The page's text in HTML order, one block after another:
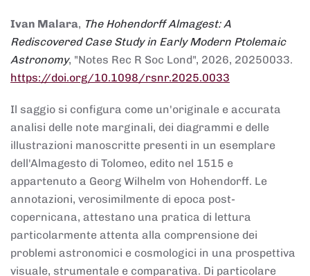
Ivan Malara, The Hohendorff Almagest: A
Rediscovered Case Study in Early Modern Ptolemaic
Astronomy, "Notes Rec R Soc Lond", 2026, 20250033.
https://doi.org/10.1098/rsnr.2025.0033
Il saggio si configura come un'originale e accurata
analisi delle note marginali, dei diagrammi e delle
illustrazioni manoscritte presenti in un esemplare
dell'Almagesto di Tolomeo, edito nel 1515 e
appartenuto a Georg Wilhelm von Hohendorff. Le
annotazioni, verosimilmente di epoca post-
copernicana, attestano una pratica di lettura
particolarmente attenta alla comprensione dei
problemi astronomici e cosmologici in una prospettiva
visuale, strumentale e comparativa. Di particolare